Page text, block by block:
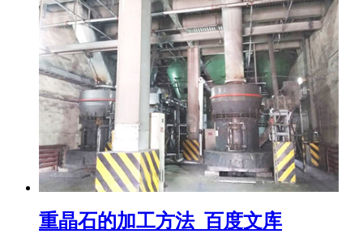
重晶石的加工方法_百度文库